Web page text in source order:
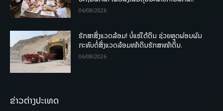
06/08/2026
ຮັກສາສິ່ງແວດລ້ອມ! ບໍ່ແຮ່ໃຕ້ດິນ ຊ່ວຍຫຼຸດຜ່ອນຜົນ
ກະທົບຕໍ່ສິ່ງແວດລ້ອມໜ້າດິນຮັກສາໜ້າດິນ.
06/08/2026
ຂ່າວຕ່າງປະເທດ